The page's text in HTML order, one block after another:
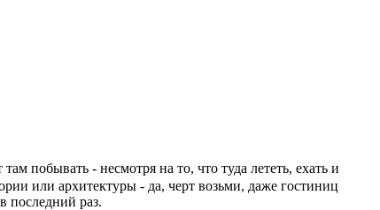
побывать - несмотря на то, что туда лететь, ехать и
или архитектуры - да, черт возьми, даже гостиниц
последний раз.